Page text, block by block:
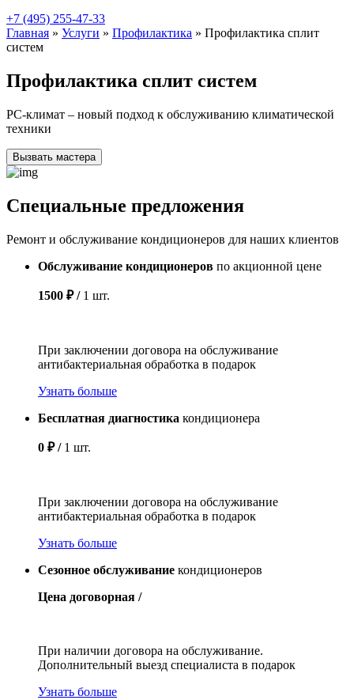
+7 (495) 255-47-33
Главная » Услуги » Профилактика » Профилактика сплит
систем
Профилактика сплит систем
РС-климат – новый подход к обслуживанию климатической
техники
Вызвать мастера
Специальные предложения
Ремонт и обслуживание кондиционеров для наших клиентов
Обслуживание кондиционеров по акционной цене
1500 ₽ /1 шт.
При заключении договора на обслуживание
антибактериальная обработка в подарок
Узнать больше
Бесплатная диагностика кондиционера
0 ₽ /1 шт.
При заключении договора на обслуживание
антибактериальная обработка в подарок
Узнать больше
Сезонное обслуживание кондиционеров
Цена договорная /
При наличии договора на обслуживание.
Дополнительный выезд специалиста в подарок
Узнать больше